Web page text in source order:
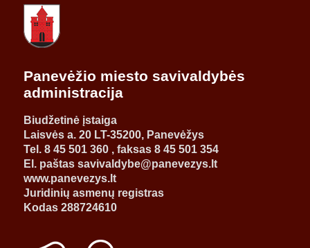
Panevėžio miesto savivaldybės
administracija
Biudžetinė įstaiga
Laisvės a. 20 LT-35200, Panevėžys
Tel. 8 45 501 360 , faksas 8 45 501 354
El. paštas savivaldybe@panevezys.lt
www.panevezys.lt
Juridinių asmenų registras
Kodas 288724610